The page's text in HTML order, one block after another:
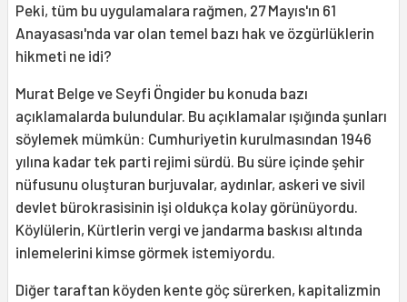
Peki, tüm bu uygulamalara rağmen, 27 Mayıs'ın 61
Anayasası'nda var olan temel bazı hak ve özgürlüklerin
hikmeti ne idi?
Murat Belge ve Seyfi Öngider bu konuda bazı
açıklamalarda bulundular. Bu açıklamalar ışığında şunları
söylemek mümkün: Cumhuriyetin kurulmasından 1946
yılına kadar tek parti rejimi sürdü. Bu süre içinde şehir
nüfusunu oluşturan burjuvalar, aydınlar, askeri ve sivil
devlet bürokrasisinin işi oldukça kolay görünüyordu.
Köylülerin, Kürtlerin vergi ve jandarma baskısı altında
inlemelerini kimse görmek istemiyordu.
Diğer taraftan köyden kente göç sürerken, kapitalizmin